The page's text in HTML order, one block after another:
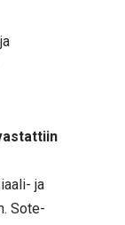
ja
Sote-